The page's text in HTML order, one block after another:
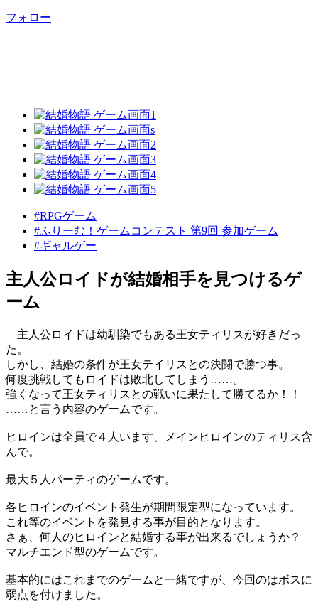
フォロー
#RPGゲーム
#ふりーむ！ゲームコンテスト 第9回 参加ゲーム
#ギャルゲー
主人公ロイドが結婚相手を見つけるゲ
ーム
主人公ロイドは幼馴染でもある王女ティリスが好きだっ
た。
しかし、結婚の条件が王女テイリスとの決闘で勝つ事。
何度挑戦してもロイドは敗北してしまう……。
強くなって王女ティリスとの戦いに果たして勝てるか！！
……と言う内容のゲームです。
ヒロインは全員で４人います、メインヒロインのティリス含
んで。
最大５人パーティのゲームです。
各ヒロインのイベント発生が期間限定型になっています。
これ等のイベントを発見する事が目的となります。
さぁ、何人のヒロインと結婚する事が出来るでしょうか？
マルチエンド型のゲームです。
基本的にはこれまでのゲームと一緒ですが、今回のはボスに
弱点を付けました。